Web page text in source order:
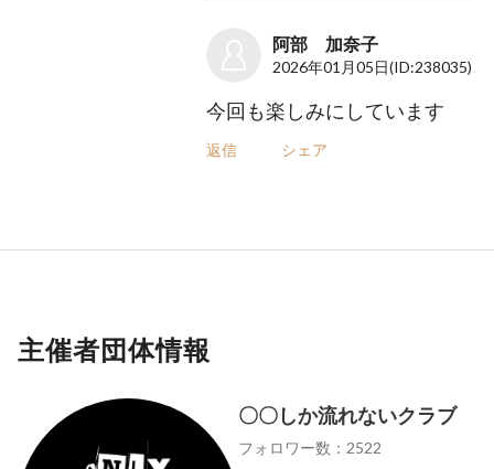
阿部 加奈子
2026年01月05日(ID:238035)
今回も楽しみにしています
返信 シェア
主催者団体情報
〇〇しか流れないクラブ
フォロワー数：2522